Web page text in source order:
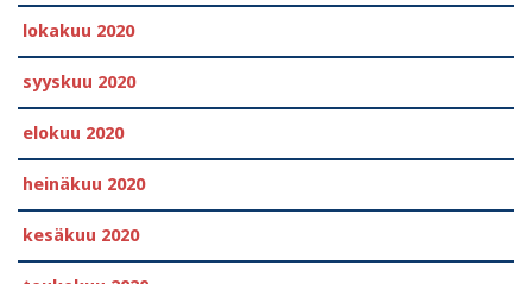
lokakuu 2020
syyskuu 2020
elokuu 2020
heinäkuu 2020
kesäkuu 2020